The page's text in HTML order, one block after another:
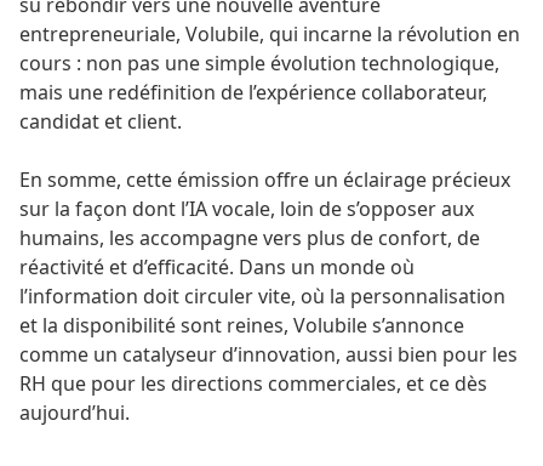
entrepreneuriale, Volubile, qui incarne la révolution en
cours : non pas une simple évolution technologique,
mais une redéfinition de l’expérience collaborateur,
candidat et client.
En somme, cette émission offre un éclairage précieux
sur la façon dont l’IA vocale, loin de s’opposer aux
humains, les accompagne vers plus de confort, de
réactivité et d’efficacité. Dans un monde où
l’information doit circuler vite, où la personnalisation
et la disponibilité sont reines, Volubile s’annonce
comme un catalyseur d’innovation, aussi bien pour les
RH que pour les directions commerciales, et ce dès
aujourd’hui.